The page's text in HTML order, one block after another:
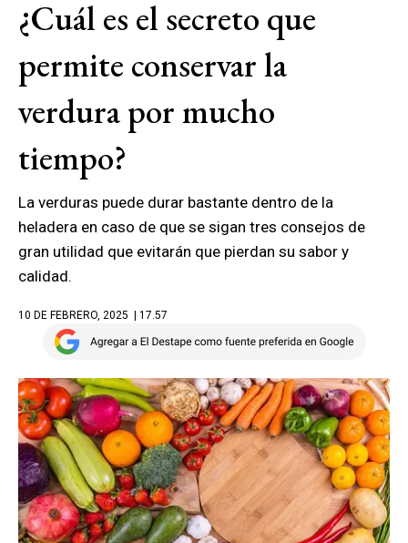
¿Cuál es el secreto que
permite conservar la
verdura por mucho
tiempo?
La verduras puede durar bastante dentro de la
heladera en caso de que se sigan tres consejos de
gran utilidad que evitarán que pierdan su sabor y
calidad.
10 DE FEBRERO, 2025 | 17.57